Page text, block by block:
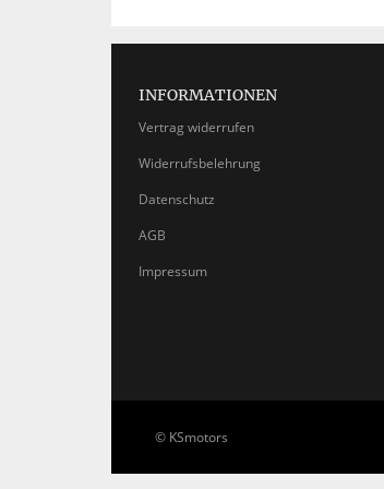
INFORMATIONEN
Vertrag widerrufen
Widerrufsbelehrung
Datenschutz
AGB
Impressum
© KSmotors